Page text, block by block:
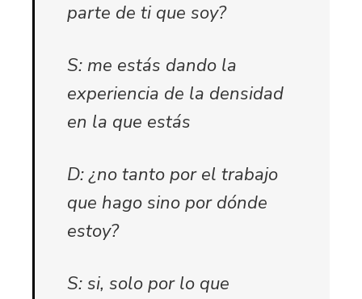
parte de ti que soy?
S: me estás dando la
experiencia de la densidad
en la que estás
D: ¿no tanto por el trabajo
que hago sino por dónde
estoy?
S: si, solo por lo que